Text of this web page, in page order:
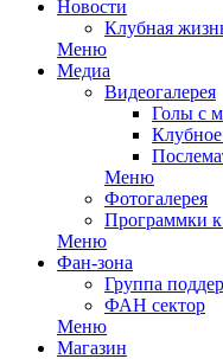
Новости
Клубная
Меню
Медиа
Видеогалерея
Голы с
Меню
Фотогалерея
Программки
Меню
Фан-зона
Группа
ФАН сектор
Меню
Магазин